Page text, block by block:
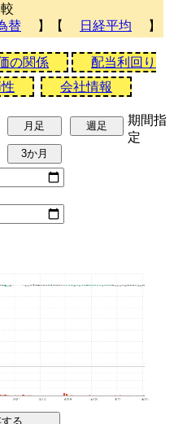
替 】【 日経平均 】
の関係
配当利回り
会社情報
期間指
定